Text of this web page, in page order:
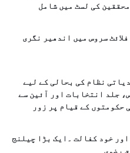
کی لسٹ میں شامل
سروس میں اندھیر نگری
نظام کی بحالی کے لیے
جلد انتخابات اور آئین سے
حکومتوں کے قیام پر زور
خود کفالت ۔ایک بڑا چیلنج
رضوی